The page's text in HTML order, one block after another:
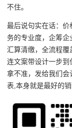
不住。
最后说句实在话：
务的专业度，企筹
汇算清缴，全流程覆
连文案带设计一步
拿不准，发给我们
表,本身就是最好的销